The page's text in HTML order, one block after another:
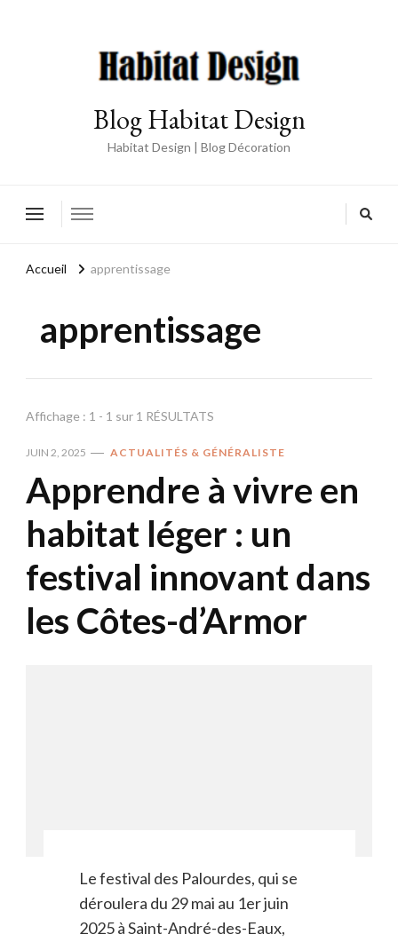
Blog Habitat Design
Habitat Design | Blog Décoration
Accueil apprentissage
apprentissage
Affichage : 1 - 1 sur 1 RÉSULTATS
JUIN 2, 2025 ACTUALITÉS & GÉNÉRALISTE
Apprendre à vivre en
habitat léger : un
festival innovant dans
les Côtes-d’Armor
Le festival des Palourdes, qui se
déroulera du 29 mai au 1er juin
2025 à Saint-André-des-Eaux,